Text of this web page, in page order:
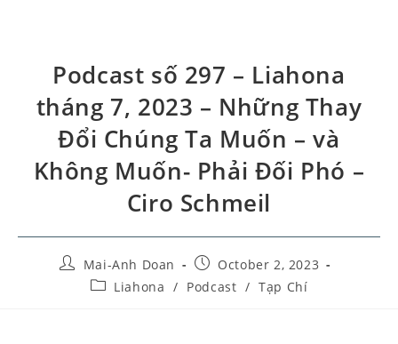
Podcast số 297 – Liahona
tháng 7, 2023 – Những Thay
Đổi Chúng Ta Muốn – và
Không Muốn- Phải Đối Phó –
Ciro Schmeil
Mai-Anh Doan
October 2, 2023
Liahona / Podcast / Tạp Chí